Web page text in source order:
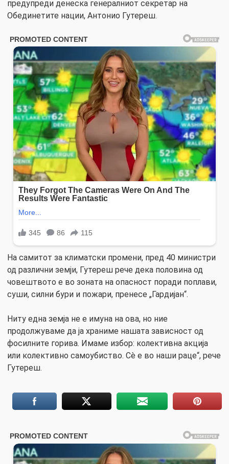
предупреди денеска генералниот секретар на
Обединетите нации, Антонио Гутереш.
На самитот за климатски промени, пред 40 министри
од различни земји, Гутереш рече дека половина од
човештвото е во зоната на опасност поради поплави,
суши, силни бури и пожари, пренесе „Гардијан“.
Ниту една земја не е имуна на ова, но ние
продолжуваме да ја храниме нашата зависност од
фосилните горива. Имаме избор: колективна акција
или колективно самоубиство. Сè е во наши раце“, рече
Гутереш.